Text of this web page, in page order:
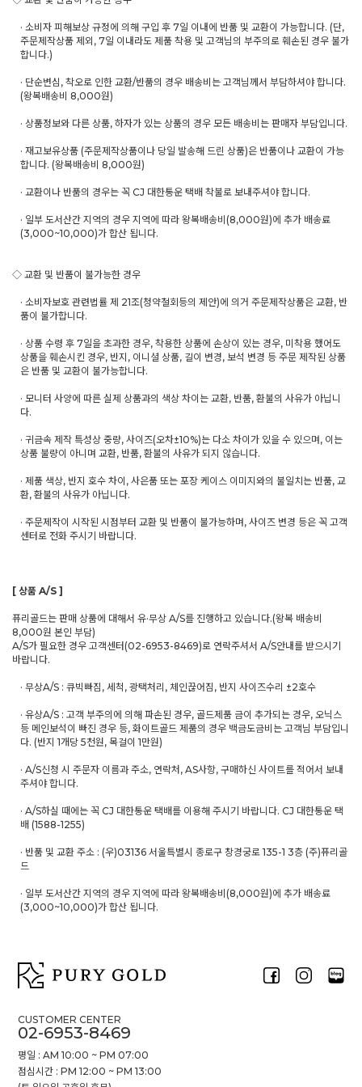
· 소비자 피해보상 규정에 의해 구입 후 7일 이내에 반품 및 교환이 가능합니다. (단,
주문제작상품 제외, 7일 이내라도 제품 착용 및 고객님의 부주의로 훼손된 경우 불가
합니다.)
· 단순변심, 착오로 인한 교환/반품의 경우 배송비는 고객님께서 부담하셔야 합니다.
(왕복배송비 8,000원)
· 상품정보와 다른 상품, 하자가 있는 상품의 경우 모든 배송비는 판매자 부담입니다.
· 재고보유상품 (주문제작상품이나 당일 발송해 드린 상품)은 반품이나 교환이 가능
합니다. (왕복배송비 8,000원)
· 교환이나 반품의 경우는 꼭 CJ 대한통운 택배 착불로 보내주셔야 합니다.
· 일부 도서산간 지역의 경우 지역에 따라 왕복배송비(8,000원)에 추가 배송료
(3,000~10,000)가 합산 됩니다.
◇ 교환 및 반품이 불가능한 경우
· 소비자보호 관련법률 제 21조(청약철회등의 제안)에 의거 주문제작상품은 교환, 반
품이 불가합니다.
· 상품 수령 후 7일을 초과한 경우, 착용한 상품에 손상이 있는 경우, 미착용 했어도
상품을 훼손시킨 경우, 반지, 이니셜 상품, 길이 변경, 보석 변경 등 주문 제작된 상품
은 반품 및 교환이 불가능합니다.
· 모니터 사양에 따른 실제 상품과의 색상 차이는 교환, 반품, 환불의 사유가 아닙니
다.
· 귀금속 제작 특성상 중량, 사이즈(오차±10%)는 다소 차이가 있을 수 있으며, 이는
상품 불량이 아니며 교환, 반품, 환불의 사유가 되지 않습니다.
· 제품 색상, 반지 호수 차이, 사은품 또는 포장 케이스 이미지와의 불일치는 반품, 교
환, 환불의 사유가 아닙니다.
· 주문제작이 시작된 시점부터 교환 및 반품이 불가능하며, 사이즈 변경 등은 꼭 고객
센터로 전화 주시기 바랍니다.
[ 상품 A/S ]
퓨리골드는 판매 상품에 대해서 유·무상 A/S를 진행하고 있습니다.(왕복 배송비
8,000원 본인 부담)
A/S가 필요한 경우 고객센터(02-6953-8469)로 연락주셔서 A/S안내를 받으시기
바랍니다.
· 무상A/S : 큐빅빠짐, 세척, 광택처리, 체인끊어짐, 반지 사이즈수리 ±2호수
· 유상A/S : 고객 부주의에 의해 파손된 경우, 골드제품 금이 추가되는 경우, 오닉스
등 메인보석이 빠진 경우 등, 화이트골드 제품의 경우 백금도금비는 고객님 부담입니
다. (반지 1개당 5천원, 목걸이 1만원)
· A/S신청 시 주문자 이름과 주소, 연락처, AS사항, 구매하신 사이트를 적어서 보내
주셔야 합니다.
· A/S하실 때에는 꼭 CJ 대한통운 택배를 이용해 주시기 바랍니다. CJ 대한통운 택
배 (1588-1255)
· 반품 및 교환 주소 : (우)03136 서울특별시 종로구 창경궁로 135-1 3층 (주)퓨리골
드
· 일부 도서산간 지역의 경우 지역에 따라 왕복배송비(8,000원)에 추가 배송료
(3,000~10,000)가 합산 됩니다.
CUSTOMER CENTER
02-6953-8469
평일 : AM 10:00 ~ PM 07:00
점심시간 : PM 12:00 ~ PM 13:00